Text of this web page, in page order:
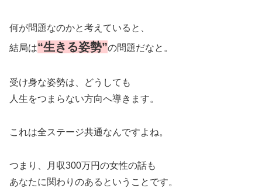
何が問題なのかと考えていると、
結局は“生きる姿勢”の問題だなと。
受け身な姿勢は、どうしても
人生をつまらない方向へ導きます。
これは全ステージ共通なんですよね。
つまり、月収300万円の女性の話も
あなたに関わりのあるということです。